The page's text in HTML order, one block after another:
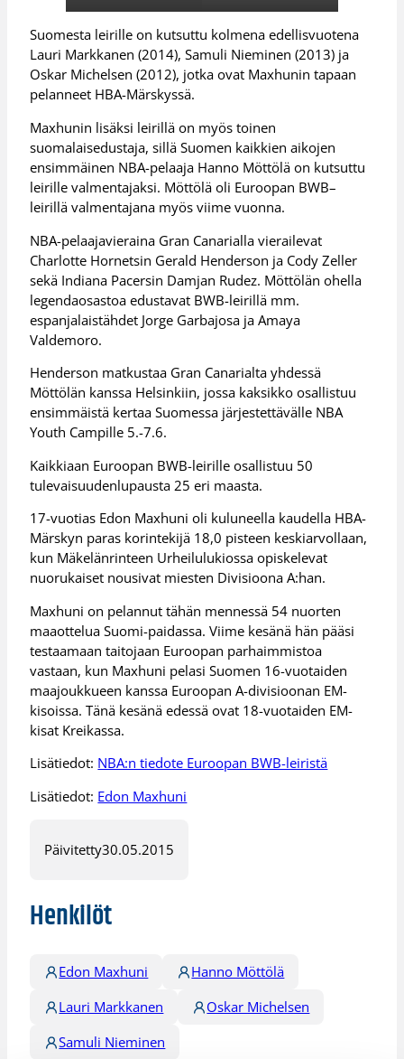
Suomesta leirille on kutsuttu kolmena edellisvuotena
Lauri Markkanen (2014), Samuli Nieminen (2013) ja
Oskar Michelsen (2012), jotka ovat Maxhunin tapaan
pelanneet HBA-Märskyssä.
Maxhunin lisäksi leirillä on myös toinen
suomalaisedustaja, sillä Suomen kaikkien aikojen
ensimmäinen NBA-pelaaja Hanno Möttölä on kutsuttu
leirille valmentajaksi. Möttölä oli Euroopan BWB–
leirillä valmentajana myös viime vuonna.
NBA-pelaajavieraina Gran Canarialla vierailevat
Charlotte Hornetsin Gerald Henderson ja Cody Zeller
sekä Indiana Pacersin Damjan Rudez. Möttölän ohella
legendaosastoa edustavat BWB-leirillä mm.
espanjalaistähdet Jorge Garbajosa ja Amaya
Valdemoro.
Henderson matkustaa Gran Canarialta yhdessä
Möttölän kanssa Helsinkiin, jossa kaksikko osallistuu
ensimmäistä kertaa Suomessa järjestettävälle NBA
Youth Campille 5.-7.6.
Kaikkiaan Euroopan BWB-leirille osallistuu 50
tulevaisuudenlupausta 25 eri maasta.
17-vuotias Edon Maxhuni oli kuluneella kaudella HBA-
Märskyn paras korintekijä 18,0 pisteen keskiarvollaan,
kun Mäkelänrinteen Urheilulukiossa opiskelevat
nuorukaiset nousivat miesten Divisioona A:han.
Maxhuni on pelannut tähän mennessä 54 nuorten
maaottelua Suomi-paidassa. Viime kesänä hän pääsi
testaamaan taitojaan Euroopan parhaimmistoa
vastaan, kun Maxhuni pelasi Suomen 16-vuotaiden
maajoukkueen kanssa Euroopan A-divisioonan EM-
kisoissa. Tänä kesänä edessä ovat 18-vuotaiden EM-
kisat Kreikassa.
Lisätiedot: NBA:n tiedote Euroopan BWB-leiristä
Lisätiedot: Edon Maxhuni
Päivitetty30.05.2015
Henkilöt
Edon Maxhuni
Hanno Möttölä
Lauri Markkanen
Oskar Michelsen
Samuli Nieminen